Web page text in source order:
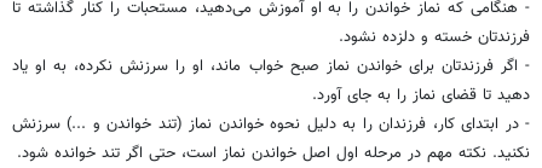
- هنگامی که نماز خواندن را به او آموزش می‌دهید، مستحبات را کنار گذاشته تا
فرزندتان خسته و دلزده نشود.
- اگر فرزندتان برای خواندن نماز صبح خواب ماند، او را سرزنش نکرده، به او یاد
دهید تا قضای نماز را به جای آورد.
- در ابتدای کار، فرزندان را به دلیل نحوه خواندن نماز (تند خواندن و ...) سرزنش
نکنید. نکته مهم در مرحله اول اصل خواندن نماز است، حتی اگر تند خوانده شود.